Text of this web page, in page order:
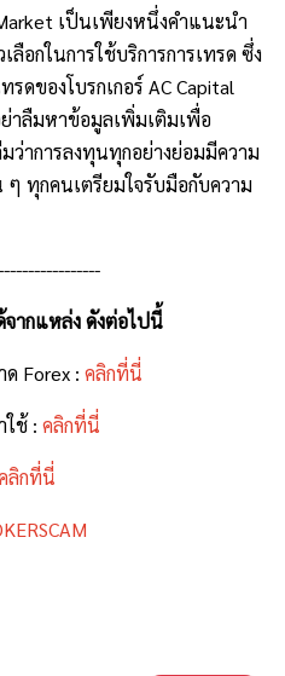
เป็นเพียงหนึ่งคำแนะนำ
ลือกในการใช้บริการการเทรด ซึ่ง
รดของโบรกเกอร์ AC Capital
าลืมหาข้อมูลเพิ่มเติมเพื่อ
ว่าการลงทุนทุกอย่างย่อมมีความ
ๆ ทุกคนเตรียมใจรับมือกับความ
จากแหล่ง ดังต่อไปนี้
Forex : คลิกที่นี่
ใช้ : คลิกที่นี่
ลิกที่นี่